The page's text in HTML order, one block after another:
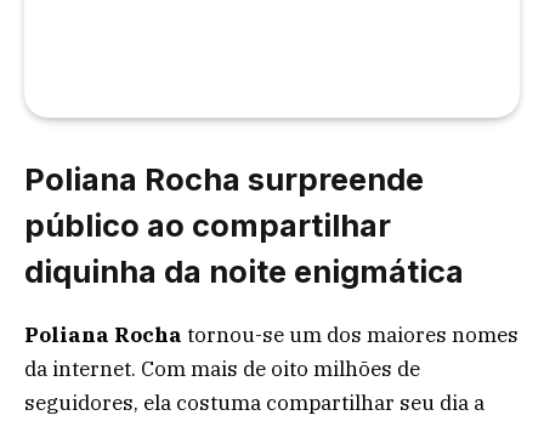
Poliana Rocha surpreende
público ao compartilhar
diquinha da noite enigmática
Poliana Rocha tornou-se um dos maiores nomes
da internet. Com mais de oito milhões de
seguidores, ela costuma compartilhar seu dia a